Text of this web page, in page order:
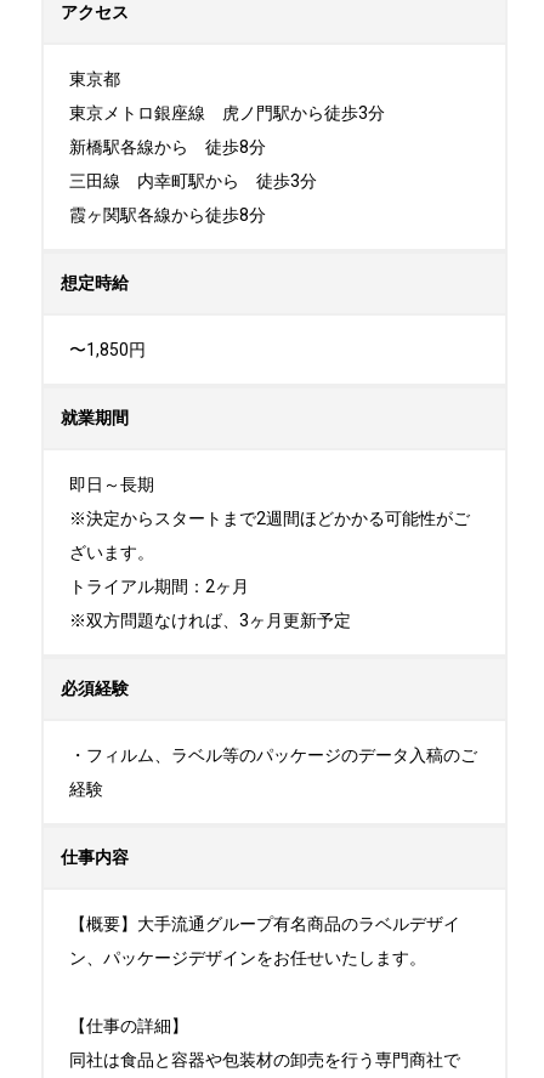
アクセス
東京都
東京メトロ銀座線　虎ノ門駅から徒歩3分
新橋駅各線から　徒歩8分
三田線　内幸町駅から　徒歩3分
霞ヶ関駅各線から徒歩8分
想定時給
〜1,850円
就業期間
即日～長期
※決定からスタートまで2週間ほどかかる可能性がご
ざいます。
トライアル期間：2ヶ月
※双方問題なければ、3ヶ月更新予定
必須経験
・フィルム、ラベル等のパッケージのデータ入稿のご
経験
仕事内容
【概要】大手流通グループ有名商品のラベルデザイ
ン、パッケージデザインをお任せいたします。
【仕事の詳細】
同社は食品と容器や包装材の卸売を行う専門商社で